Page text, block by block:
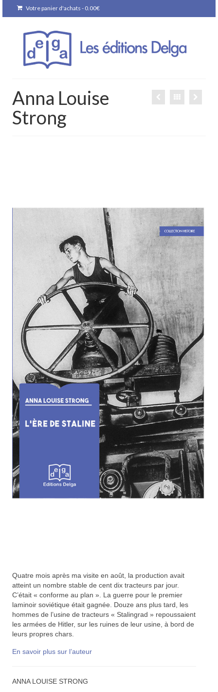
Votre panier d'achats - 0.00€
Anna Louise
Strong
Quatre mois après ma visite en août, la production avait
atteint un nombre stable de cent dix tracteurs par jour.
C’était « conforme au plan ». La guerre pour le premier
laminoir soviétique était gagnée. Douze ans plus tard, les
hommes de l’usine de tracteurs « Stalingrad » repoussaient
les armées de Hitler, sur les ruines de leur usine, à bord de
leurs propres chars.
En savoir plus sur l’auteur
ANNA LOUISE STRONG